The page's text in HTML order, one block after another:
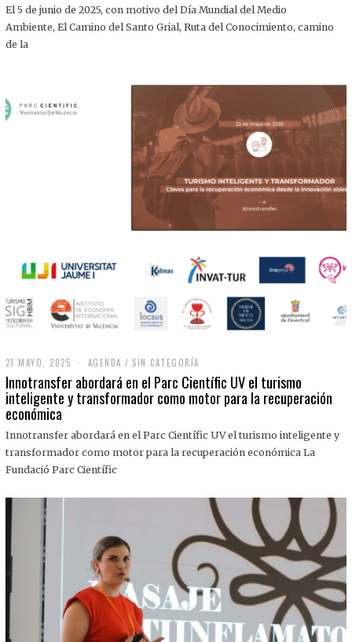
,
0
El 5 de junio de 2025, con motivo del Día Mundial del Medio
Ambiente, El Camino del Santo Grial, Ruta del Conocimiento, camino
de la
21 MAYO, 2025
M
A
Y
,
0
2
AGENDA / SIN CATEGORÍA
Innotransfer abordará en el Parc Científic UV el turismo
inteligente y transformador como motor para la recuperación
económica
Innotransfer abordará en el Parc Científic UV el turismo inteligente y
transformador como motor para la recuperación económica La
Fundació Parc Científic